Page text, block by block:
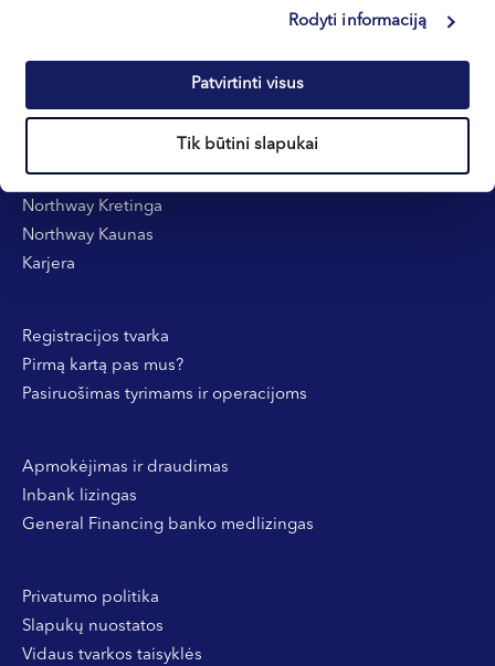
Rodyti informaciją
Patvirtinti visus
Tik būtini slapukai
Kontaktai ir rekvizitai
Northway Klaipėda
Northway Kretinga
Northway Kaunas
Karjera
Registracijos tvarka
Pirmą kartą pas mus?
Pasiruošimas tyrimams ir operacijoms
Apmokėjimas ir draudimas
Inbank lizingas
General Financing banko medlizingas
Privatumo politika
Slapukų nuostatos
Vidaus tvarkos taisyklės